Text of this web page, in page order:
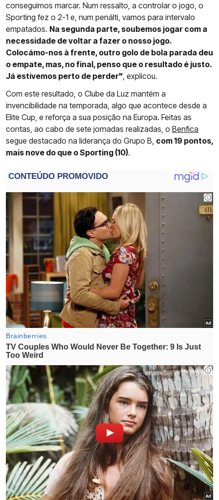
conseguimos marcar. Num ressalto, a controlar o jogo, o
Sporting fez o 2-1 e, num penálti, vamos para intervalo
empatados. Na segunda parte, soubemos jogar com a
necessidade de voltar a fazer o nosso jogo.
Colocámo-nos à frente, outro golo de bola parada deu
o empate, mas, no final, penso que o resultado é justo.
Já estivemos perto de perder", explicou.
Com este resultado, o Clube da Luz mantém a
invencibilidade na temporada, algo que acontece desde a
Elite Cup, e reforça a sua posição na Europa. Feitas as
contas, ao cabo de sete jornadas realizadas, o Benfica
segue destacado na liderança do Grupo B, com 19 pontos,
mais nove do que o Sporting (10).